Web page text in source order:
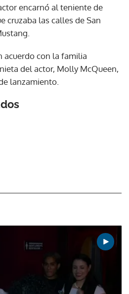
encarnó al teniente de
cruzaba las calles de San
acuerdo con la familia
del actor, Molly McQueen,
lanzamiento.